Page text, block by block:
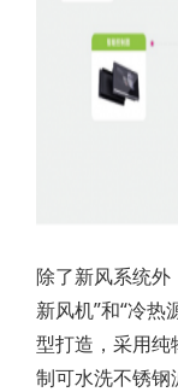
除了新风系统外
新风机”和“冷热
型打造，采用纯
制可水洗不锈钢